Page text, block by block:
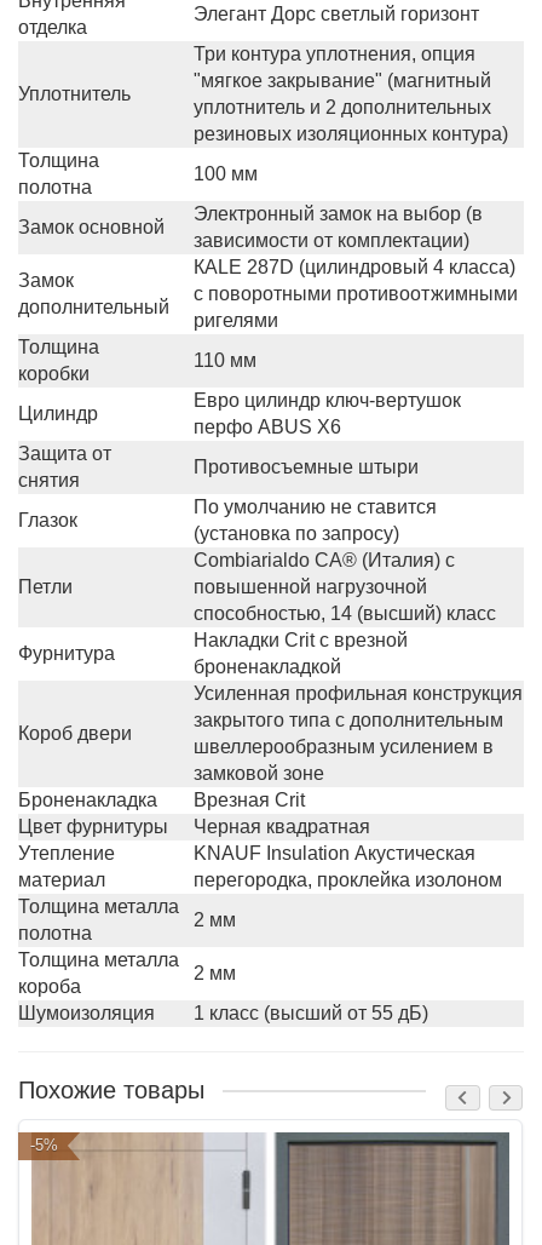
отделка
Элегант Дорс светлый горизонт
Уплотнитель
Три контура уплотнения, опция
"мягкое закрывание" (магнитный
уплотнитель и 2 дополнительных
резиновых изоляционных контура)
Толщина
полотна
100 мм
Замок основной
Электронный замок на выбор (в
зависимости от комплектации)
Замок
дополнительный
КALE 287D (цилиндровый 4 класса)
с поворотными противоотжимными
ригелями
Толщина
коробки
110 мм
Цилиндр
Евро цилиндр ключ-вертушок
перфо ABUS X6
Защита от
снятия
Противосъемные штыри
Глазок
По умолчанию не ставится
(установка по запросу)
Петли
Сombiarialdo СА® (Италия) с
повышенной нагрузочной
способностью, 14 (высший) класс
Фурнитура
Накладки Crit с врезной
броненакладкой
Короб двери
Усиленная профильная конструкция
закрытого типа c дополнительным
швеллерообразным усилением в
замковой зоне
Броненакладка
Врезная Crit
Цвет фурнитуры
Черная квадратная
Утепление
материал
KNAUF Insulation Акустическая
перегородка, проклейка изолоном
Толщина металла
полотна
2 мм
Толщина металла
короба
2 мм
Шумоизоляция
1 класс (высший от 55 дБ)
Похожие товары
-5%